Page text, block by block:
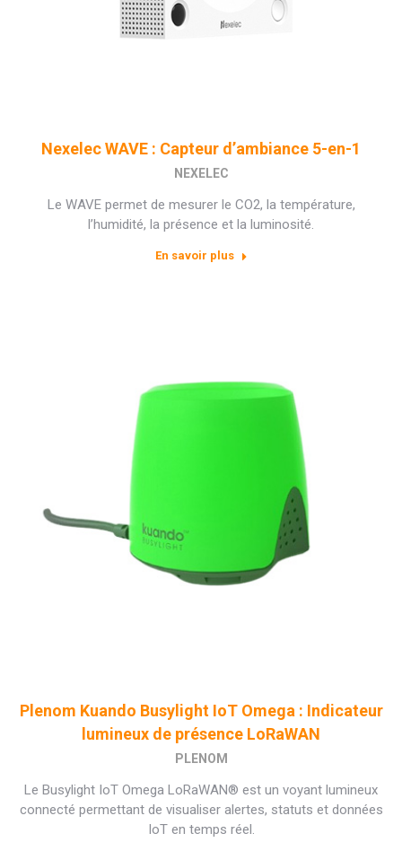
Nexelec WAVE : Capteur d’ambiance 5-en-1
NEXELEC
Le WAVE permet de mesurer le CO2, la température,
l’humidité, la présence et la luminosité.
En savoir plus
Plenom Kuando Busylight IoT Omega : Indicateur
lumineux de présence LoRaWAN
PLENOM
Le Busylight IoT Omega LoRaWAN® est un voyant lumineux
connecté permettant de visualiser alertes, statuts et données
IoT en temps réel.